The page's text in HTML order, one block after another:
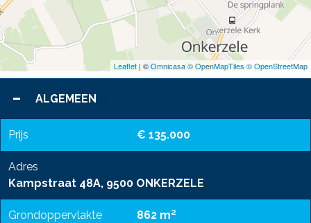
Leaflet | ©Omnicasa ©OpenMapTiles ©OpenStreetMap
ALGEMEEN
Prijs € 135.000
Adres
Kampstraat 48A, 9500 ONKERZELE
Grondoppervlakte 862 m²